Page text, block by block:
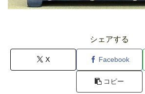
シェアする
X Facebook
コピー